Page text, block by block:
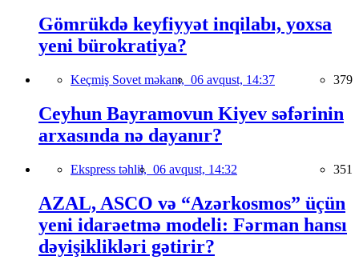
Gömrükdə keyfiyyət inqilabı, yoxsa
yeni bürokratiya?
Keçmiş Sovet məkanı, 06 avqust, 14:37 379
Ceyhun Bayramovun Kiyev səfərinin
arxasında nə dayanır?
Ekspress təhlil, 06 avqust, 14:32 351
AZAL, ASCO və “Azərkosmos” üçün
yeni idarəetmə modeli: Fərman hansı
dəyişiklikləri gətirir?